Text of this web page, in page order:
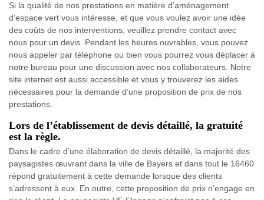
Si la qualité de nos prestations en matière d’aménagement
d’espace vert vous intéresse, et que vous voulez avoir une idée
des coûts de nos interventions, veuillez prendre contact avec
nous pour un devis. Pendant les heures ouvrables, vous pouvez
nous appeler par téléphone ou bien vous pourrez vous déplacer à
notre bureau pour une discussion avec nos collaborateurs. Notre
site internet est aussi accessible et vous y trouverez les aides
nécessaires pour la demande d’une proposition de prix de nos
prestations.
Lors de l’établissement de devis détaillé, la gratuité
est la règle.
Dans le cadre d’une élaboration de devis détaillé, la majorité des
paysagistes œuvrant dans la ville de Bayers et dans tout le 16460
répond gratuitement à cette demande lorsque des clients
s’adressent à eux. En outre, cette proposition de prix n’engage en